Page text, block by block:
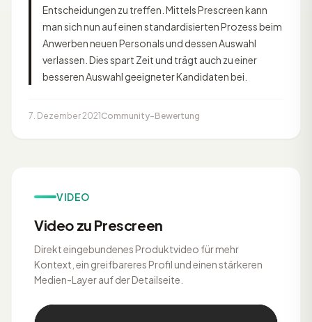
Entscheidungen zu treffen. Mittels Prescreen kann
man sich nun auf einen standardisierten Prozess beim
Anwerben neuen Personals und dessen Auswahl
verlassen. Dies spart Zeit und trägt auch zu einer
besseren Auswahl geeigneter Kandidaten bei.
7. Dezember 2021 Community-Bewertung
VIDEO
Video zu Prescreen
Direkt eingebundenes Produktvideo für mehr
Kontext, ein greifbareres Profil und einen stärkeren
Medien-Layer auf der Detailseite.